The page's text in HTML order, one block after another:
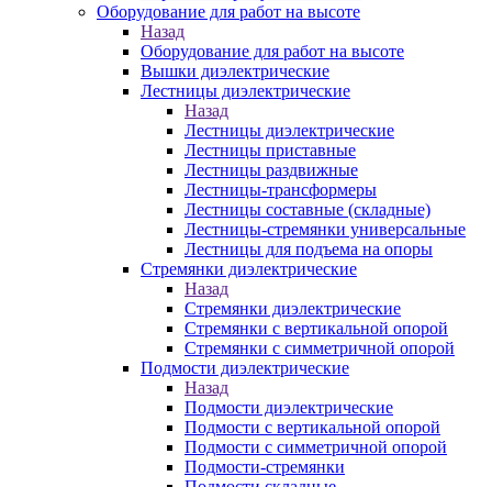
Оборудование для работ на высоте
Назад
Оборудование для работ на высоте
Вышки диэлектрические
Лестницы диэлектрические
Назад
Лестницы диэлектрические
Лестницы приставные
Лестницы раздвижные
Лестницы-трансформеры
Лестницы составные (складные)
Лестницы-стремянки универсальные
Лестницы для подъема на опоры
Стремянки диэлектрические
Назад
Стремянки диэлектрические
Стремянки с вертикальной опорой
Стремянки с симметричной опорой
Подмости диэлектрические
Назад
Подмости диэлектрические
Подмости с вертикальной опорой
Подмости с симметричной опорой
Подмости-стремянки